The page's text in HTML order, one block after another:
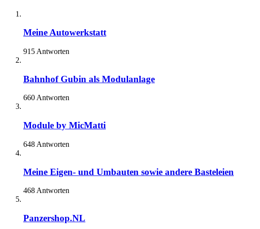
Meine Autowerkstatt
915 Antworten
Bahnhof Gubin als Modulanlage
660 Antworten
Module by MicMatti
648 Antworten
Meine Eigen- und Umbauten sowie andere Basteleien
468 Antworten
Panzershop.NL